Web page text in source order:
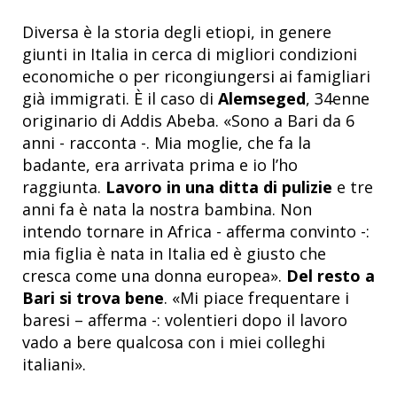
Diversa è la storia degli etiopi, in genere
giunti in Italia in cerca di migliori condizioni
economiche o per ricongiungersi ai famigliari
già immigrati. È il caso di Alemseged, 34enne
originario di Addis Abeba. «Sono a Bari da 6
anni - racconta -. Mia moglie, che fa la
badante, era arrivata prima e io l’ho
raggiunta. Lavoro in una ditta di pulizie e tre
anni fa è nata la nostra bambina. Non
intendo tornare in Africa - afferma convinto -:
mia figlia è nata in Italia ed è giusto che
cresca come una donna europea». Del resto a
Bari si trova bene. «Mi piace frequentare i
baresi – afferma -: volentieri dopo il lavoro
vado a bere qualcosa con i miei colleghi
italiani».